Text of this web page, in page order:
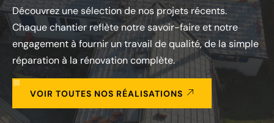
Découvrez une sélection de nos projets récents.
Chaque chantier reflète notre savoir-faire et notre
engagement à fournir un travail de qualité, de la simple
réparation à la rénovation complète.
VOIR TOUTES NOS RÉALISATIONS